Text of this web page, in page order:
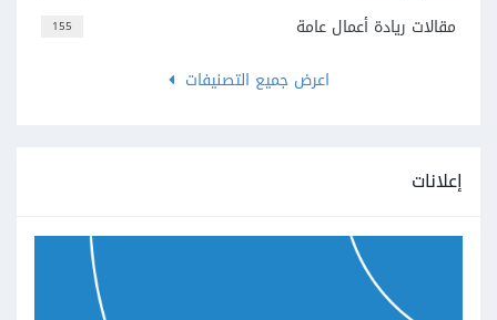
155
مقالات ريادة أعمال عامة
اعرض جميع التصنيفات
إعلانات